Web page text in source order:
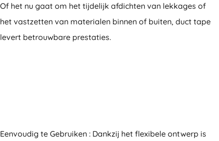
Of het nu gaat om het tijdelijk afdichten van lekkages of
het vastzetten van materialen binnen of buiten, duct tape
levert betrouwbare prestaties.
Eenvoudig te Gebruiken : Dankzij het flexibele ontwerp is